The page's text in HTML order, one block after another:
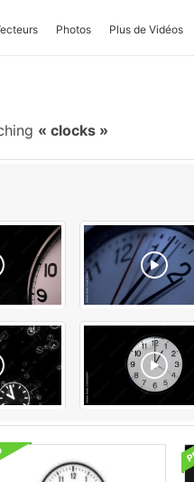
Photos Plus de Vidéos
clocks